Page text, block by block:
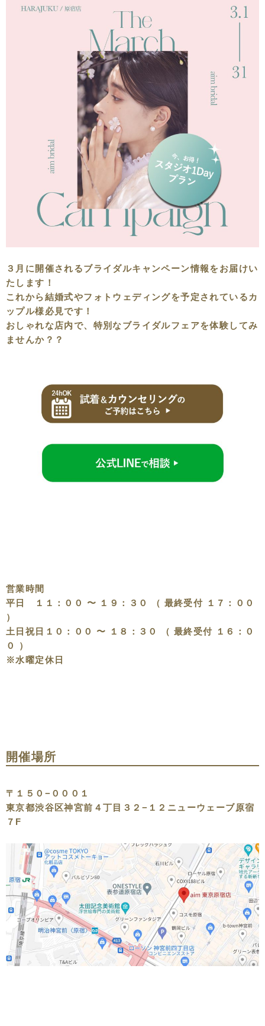
３月に開催されるブライダルキャンペーン情報をお届けい
たします！
これから結婚式やフォトウェディングを予定されているカ
ップル様必見です！
おしゃれな店内で、特別なブライダルフェアを体験してみ
ませんか？？
営業時間
平日 １１：００ 〜 １９：３０ （ 最終受付 １７：００
）
土日祝日１０：００ 〜 １８：３０ （ 最終受付 １６：０
０ ）
※水曜定休日
開催場所
〒１５０−０００１
東京都渋谷区神宮前４丁目３２−１２ニューウェーブ原宿
７F